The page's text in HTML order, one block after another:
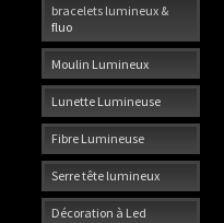
bracelets lumineux &
fluo
Moulin Lumineux
Lunette Lumineuse
Fibre Lumineuse
Serre tête lumineux
Décoration à Led